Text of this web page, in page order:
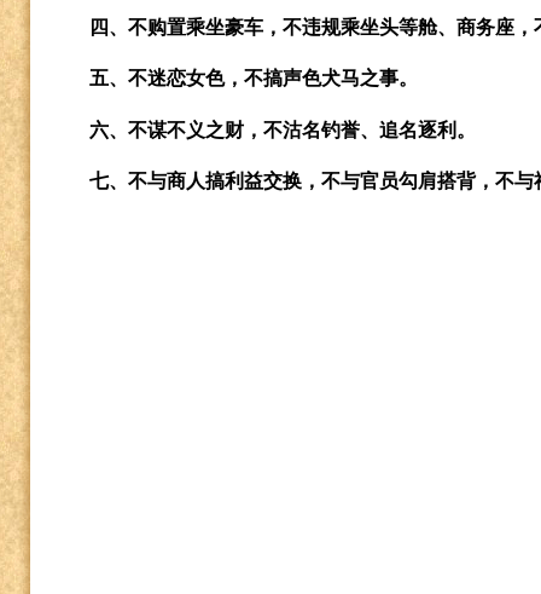
四、不购置乘坐豪车，不违规乘坐头等舱、商务
五、不迷恋女色，不搞声色犬马之事。
六、不谋不义之财，不沽名钓誉、追名逐利。
七、不与商人搞利益交换，不与官员勾肩搭背，不